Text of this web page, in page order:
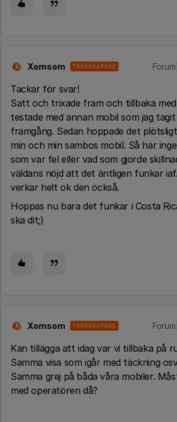
X Xomsom TRÅDSKAPARE
Tackar för svar!
Satt och trixade fram och tillbaka
testade med annan mobil som jag
framgång. Sedan hoppade det
min och min sambos mobil. Så har
som var fel eller vad som gjorde
väldans nöjd att det äntligen funkar
verkar helt ok den också.
Hoppas nu bara det funkar i Costa
ska dit;)
X Xomsom TRÅDSKAPARE
Kan tillägga att idag var vi tillbaka på
Samma visa som igår med täckning
Samma grej på båda våra mobiler.
med operatören då?